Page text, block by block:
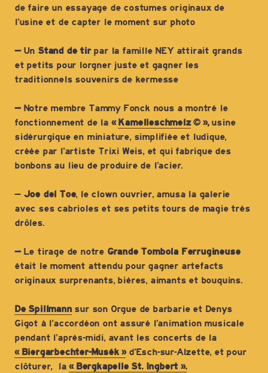
de faire un essayage de costumes originaux de
l’usine et de capter le moment sur photo
– Un Stand de tir par la famille NEY attirait grands
et petits pour lorgner juste et gagner les
traditionnels souvenirs de kermesse
–Notre membre Tammy Fonck nous a montré le
fonctionnement de la «Kamelleschmelz© », usine
sidérurgique en miniature, simplifiée et ludique,
créée par l’artiste Trixi Weis, et qui fabrique des
bonbons au lieu de produire de l’acier.
– Joe del Toe, le clown ouvrier, amusa la galerie
avec ses cabrioles et ses petits tours de magie très
drôles.
– Le tirage de notre Grande Tombola Ferrugineuse
était le moment attendu pour gagner artefacts
originaux surprenants, bières, aimants et bouquins.
De Spillmannsur son Orgue de barbarie et Denys
Gigot à l’accordéon ont assuré l’animation musicale
pendant l’après-midi, avant les concerts de la
« Biergarbechter-Musék »d’Esch-sur-Alzette, et pour
clôturer, la« Bergkapelle St. Ingbert ».